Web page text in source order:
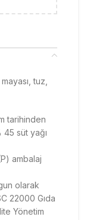
tuz,
tarihinden
süt yağı
ambalaj
olarak
22000 Gıda
Yönetim